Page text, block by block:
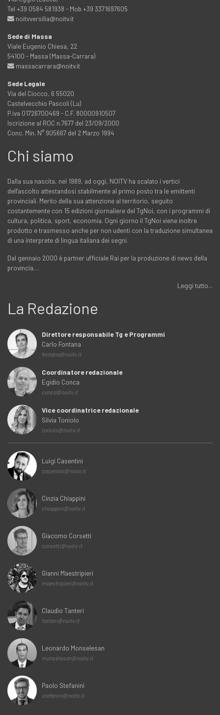
Tel +39 0584 581938 - Mob +39 3371697605
noitvversilia@noitv.it
Sede di Massa
Viale Eugenio Chiesa, 22
54100 - Massa (Massa-Carrara)
massacarrara@noitv.it
Sede Legale
Via del Ciocco, 6 55020
Castelvecchio Pascoli (Lu)
P.iva 01726700469 - C.F. 80000910507
Iscrizione al ROC n.7677 del 23/09/2000
Conc. Min. N° 905667 del 2 Marzo 1994
Chi siamo
Dalla sua nascita, nel 1989, ad oggi, NOITV ha scalato i vertici
dell'ascolto attestandosi stabilmente al primo posto tra le emittenti
provinciali. Merito della sua attenzione al territorio, seguito
costantemente con 15 edizioni giornaliere del TgNoi, con i programmi di
cultura, politica, sport, economia. Ogni giorno il TgNoi viene inoltre
prodotto e trasmesso anche per non udenti con la traduzione simultanea
di una interprete di lingua italiana dei segni.
Dal gennaio 2000 è partner ufficiale Rai per la produzione di news della
provincia…
Leggi tutto...
La Redazione
Direttore responsabile Tg e Programmi
Carlo Fontana
fontana@noitv.it
Coordinatore redazionale
Egidio Conca
conca@noitv.it
Vice coordinatrice redazionale
Silvia Toniolo
toniolo@noitv.it
Luigi Casentini
casentini@noitv.it
Cinzia Chiappini
chiappini@noitv.it
Giacomo Corsetti
corsetti@noitv.it
Gianni Maestripieri
maestripieri@noitv.it
Claudio Tanteri
tanteri@noitv.it
Leonardo Monselesan
monselesan@noitv.it
Paolo Stefanini
stefanini@noitv.it